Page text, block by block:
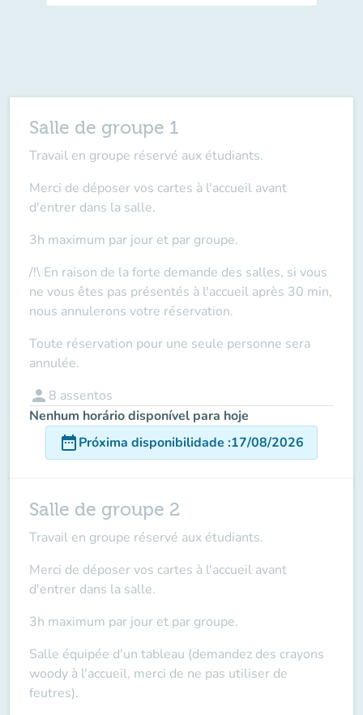
Salle de groupe 1
Travail en groupe réservé aux étudiants.
Merci de déposer vos cartes à l'accueil avant
d'entrer dans la salle.
3h maximum par jour et par groupe.
/!\ En raison de la forte demande des salles, si vous
ne vous êtes pas présentés à l'accueil après 30 min,
nous annulerons votre réservation.
Toute réservation pour une seule personne sera
annulée.
person 8 assentos
Nenhum horário disponível para hoje
date_rangePróxima disponibilidade :17/08/2026
Salle de groupe 2
Travail en groupe réservé aux étudiants.
Merci de déposer vos cartes à l'accueil avant
d'entrer dans la salle.
3h maximum par jour et par groupe.
Salle équipée d'un tableau (demandez des crayons
woody à l'accueil, merci de ne pas utiliser de
feutres).